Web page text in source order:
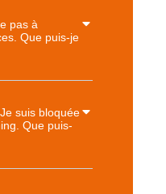
pas à
Que puis-je
suis bloquée
Que puis-